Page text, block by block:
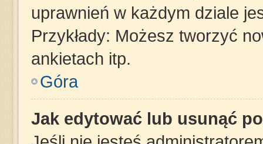
uprawnień w każdym dziale
Przykłady: Możesz tworzyć
ankietach itp.
Góra
Jak edytować lub usunąć